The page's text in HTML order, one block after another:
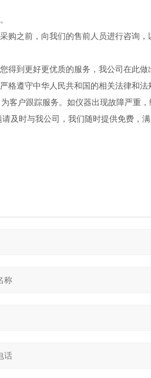
购之前，向我们的售前人员进行咨询
得到更好更优质的服务，我公司在此
格遵守中华人民共和国的相关法律和
客户跟踪服务。如仪器出现故障严重
及时与我公司，我们随时提供免费，满